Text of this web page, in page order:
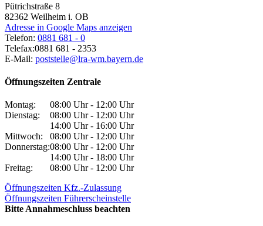
Pütrichstraße 8
82362 Weilheim i. OB
Adresse in Google Maps anzeigen
Telefon: 0881 681 - 0
Telefax:0881 681 - 2353
E-Mail: poststelle@lra-wm.bayern.de
Öffnungszeiten Zentrale
Montag:
08:00 Uhr - 12:00 Uhr
Dienstag:
08:00 Uhr - 12:00 Uhr
14:00 Uhr - 16:00 Uhr
Mittwoch:
08:00 Uhr - 12:00 Uhr
Donnerstag:08:00 Uhr - 12:00 Uhr
14:00 Uhr - 18:00 Uhr
Freitag:
08:00 Uhr - 12:00 Uhr
Öffnungszeiten Kfz.-Zulassung
Öffnungszeiten Führerscheinstelle
Bitte Annahmeschluss beachten